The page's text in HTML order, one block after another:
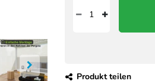
Produkt teilen